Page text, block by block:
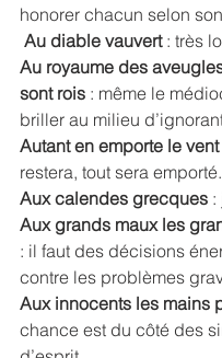
honorer chacun selon
Au diable vauvert : très
Au royaume des
sont rois : même le
briller au milieu
Autant en emporte le vent
restera, tout sera emporté.
Aux calendes grecques :
Aux grands maux les
: il faut des décisions
contre les problèmes
Aux innocents les mains
chance est du côté des